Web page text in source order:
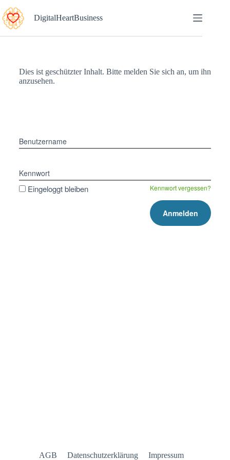
DigitalHeartBusiness
Dies ist geschützter Inhalt. Bitte melden Sie sich an, um ihn
anzusehen.
Benutzername
Kennwort
Eingeloggt bleiben Kennwort vergessen?
AGB Datenschutzerklärung Impressum